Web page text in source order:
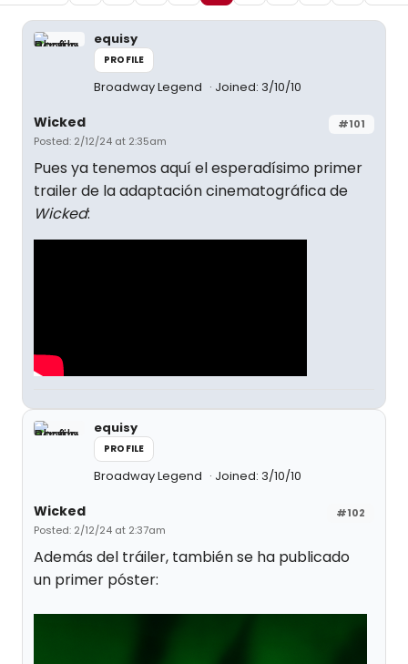
equisy
PROFILE
Broadway Legend Joined: 3/10/10
#101
Wicked
Posted: 2/12/24 at 2:35am
Pues ya tenemos aquí el esperadísimo primer
trailer de la adaptación cinematográfica de
Wicked:
equisy
PROFILE
Broadway Legend Joined: 3/10/10
#102
Wicked
Posted: 2/12/24 at 2:37am
Además del tráiler, también se ha publicado
un primer póster: